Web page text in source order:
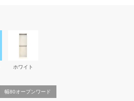
ホワイト
幅80オープンワード